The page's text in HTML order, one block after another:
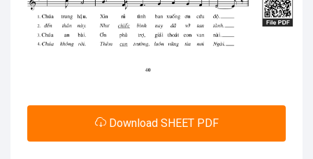
Download SHEET PDF